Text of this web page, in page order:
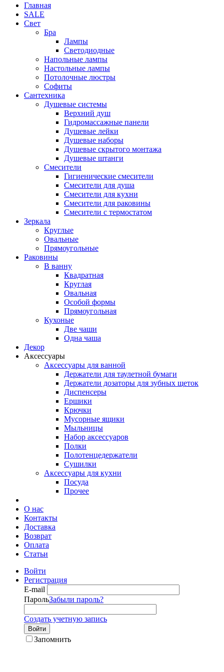
Главная
SALE
Свет
Бра
Лампы
Светодиодные
Напольные лампы
Настольные лампы
Потолочные люстры
Софиты
Сантехника
Душевые системы
Верхний душ
Гидромассажные панели
Душевые лейки
Душевые наборы
Душевые скрытого монтажа
Душевые штанги
Смесители
Гигиенические смесители
Смесители для душа
Смесители для кухни
Смесители для раковины
Смесители с термостатом
Зеркала
Круглые
Овальные
Прямоугольные
Раковины
В ванну
Квадратная
Круглая
Овальная
Особой формы
Прямоугольная
Кухоные
Две чаши
Одна чаша
Декор
Аксессуары
Аксессуары для ванной
Держатели для таулетной бумаги
Держатели дозаторы для зубных щеток
Диспенсеры
Ершики
Крючки
Мусорные ящики
Мыльницы
Набор аксессуаров
Полки
Полотенцедержатели
Сушилки
Аксессуары для кухни
Посуда
Прочее
О нас
Контакты
Доставка
Возврат
Оплата
Статьи
Войти
Регистрация
E-mail
ПарольЗабыли пароль?
Создать учетную запись
Войти
Запомнить